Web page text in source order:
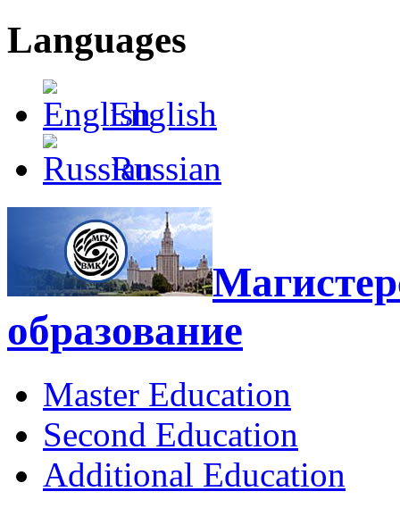
Languages
English
Russian
образование
Master Education
Second Education
Additional Education